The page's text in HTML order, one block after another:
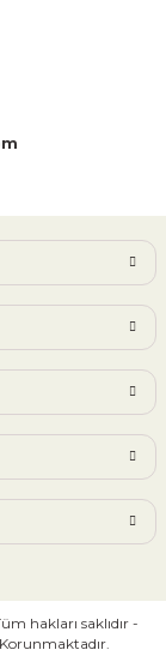
hakları saklıdır -